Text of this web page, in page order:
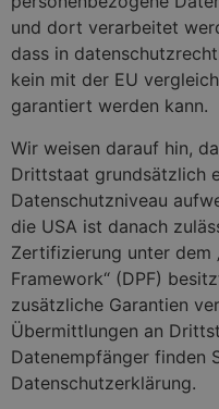
und dort verarbeitet
dass in
kein mit der EU
garantiert werden kann.
Wir weisen darauf hin,
Drittstaat grundsätzlich
Datenschutzniveau
die USA ist danach
Zertifizierung unter dem
Framework“ (DPF)
zusätzliche Garantien
Übermittlungen an
Datenempfänger finden
Datenschutzerklärung.